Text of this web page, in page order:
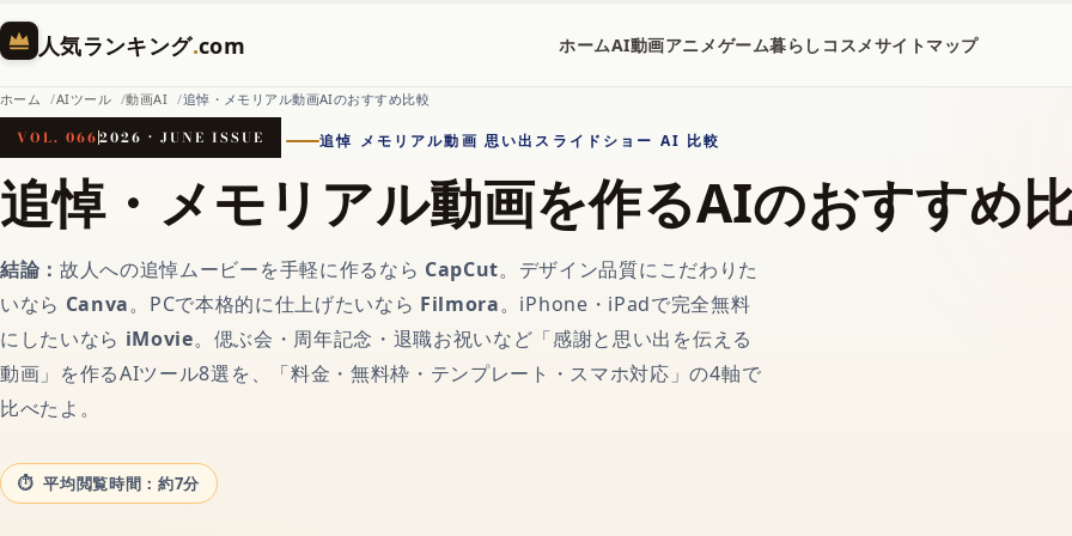
人気ランキング.com ホームAI動画アニメゲーム暮らし コスメサイトマップ
ホーム
AI（人工知能）
対話AIの記事一覧
ホーム AIツール 動画AI 追悼・メモリアル動画AIのおすすめ比較
VOL. 0662026 · JUNE ISSUE 追悼 メモリアル動画 思い出スライドショー AI 比較
追悼・メモリアル動画を作るAIのおすすめ
結論：故人への追悼ムービーを手軽に作るなら CapCut。デザイン品質にこだわりた
いなら Canva。PCで本格的に仕上げたいなら Filmora。iPhone・iPadで完全無料
にしたいなら iMovie。偲ぶ会・周年記念・退職お祝いなど「感謝と思い出を伝える
動画」を作るAIツール8選を、「料金・無料枠・テンプレート・スマホ対応」の4軸で
比べたよ。
平均閲覧時間：約7分